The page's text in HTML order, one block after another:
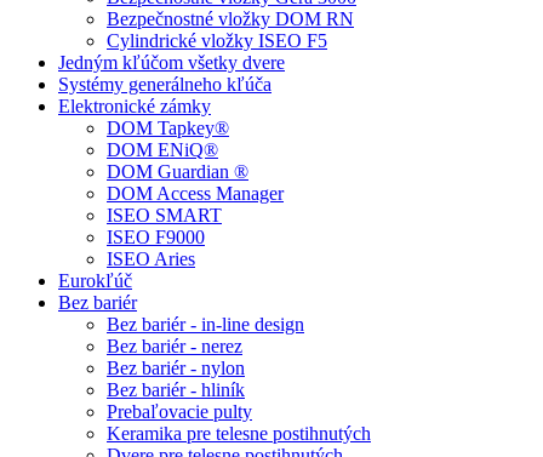
Bezpečnostné vložky DOM RN
Cylindrické vložky ISEO F5
Jedným kľúčom všetky dvere
Systémy generálneho kľúča
Elektronické zámky
DOM Tapkey®
DOM ENiQ®
DOM Guardian ®
DOM Access Manager
ISEO SMART
ISEO F9000
ISEO Aries
Eurokľúč
Bez bariér
Bez bariér - in-line design
Bez bariér - nerez
Bez bariér - nylon
Bez bariér - hliník
Prebaľovacie pulty
Keramika pre telesne postihnutých